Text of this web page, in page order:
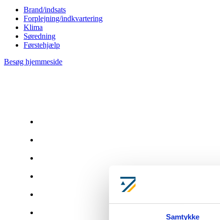
Samtykke
Brand/indsats
Forplejning/indkvartering
Klima
Søredning
Førstehjælp
Besøg hjemmeside